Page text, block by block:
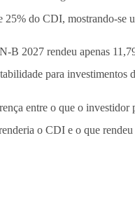
25% do CDI, mostrando-se
2027 rendeu apenas
para investimentos
entre o que o
o CDI e o que